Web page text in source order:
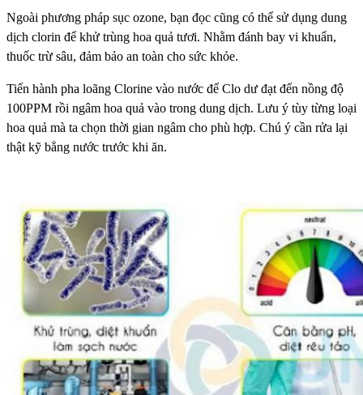
Ngoài phương pháp sục ozone, bạn đọc cũng có thể sử dụng dung
dịch clorin để khử trùng hoa quả tươi. Nhằm đánh bay vi khuẩn,
thuốc trừ sâu, đảm bảo an toàn cho sức khỏe.
Tiến hành pha loãng Clorine vào nước để Clo dư đạt đến nồng độ
100PPM rồi ngâm hoa quả vào trong dung dịch. Lưu ý tùy từng loại
hoa quả mà ta chọn thời gian ngâm cho phù hợp. Chú ý cần rửa lại
thật kỹ bẳng nước trước khi ăn.